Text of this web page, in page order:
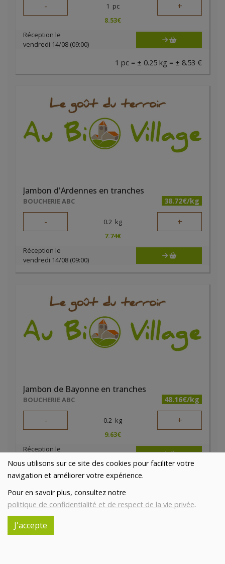
Nous utilisons sur ce site des cookies pour faciliter votre
navigation et améliorer votre expérience.
Pour en savoir plus, consultez notre
politique de confidentialité et de respect de la vie privée.
J'accepte
- 1 pc +
8.53€
Réception le
vendredi 14/08 (09:00)
1 pc = ± 0.25 kg = ± 8.53 €
Jambon d'Ardennes en tranches
BOUCHERIE ABC 38.72€/kg
- 0.2 kg +
7.74€
Réception le
vendredi 14/08 (09:00)
Jambon de Bayonne en tranches
BOUCHERIE ABC 48.16€/kg
- 0.2 kg +
9.63€
Réception le
vendredi 14/08 (09:00)